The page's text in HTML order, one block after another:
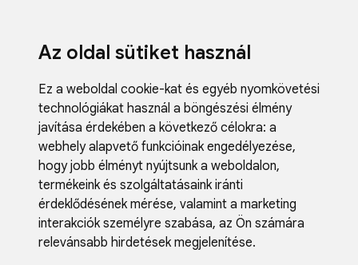
Az oldal sütiket használ
Ez a weboldal cookie-kat és egyéb nyomkövetési
technológiákat használ a böngészési élmény
javítása érdekében a következő célokra: a
webhely alapvető funkcióinak engedélyezése,
hogy jobb élményt nyújtsunk a weboldalon,
termékeink és szolgáltatásaink iránti
érdeklődésének mérése, valamint a marketing
interakciók személyre szabása, az Ön számára
relevánsabb hirdetések megjelenítése.